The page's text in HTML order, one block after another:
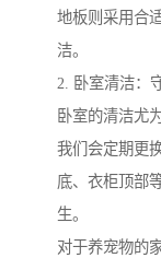
地板则采用合
洁。
2. 卧室清洁：
卧室的清洁尤
我们会定期更
底、衣柜顶部
生。
对于养宠物的